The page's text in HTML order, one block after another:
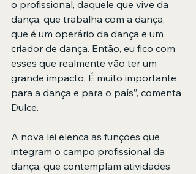
o profissional, daquele que vive da
dança, que trabalha com a dança,
que é um operário da dança e um
criador de dança. Então, eu fico com
esses que realmente vão ter um
grande impacto. É muito importante
para a dança e para o país”, comenta
Dulce.
A nova lei elenca as funções que
integram o campo profissional da
dança, que contemplam atividades